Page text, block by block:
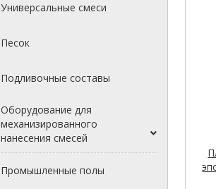
Универсальные смеси
Песок
Подливочные составы
Оборудование для
механизированного
нанесения смесей
Промышленные полы